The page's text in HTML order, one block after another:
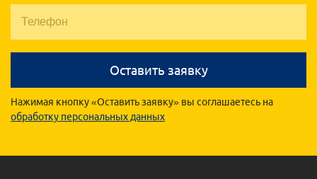
Оставить заявку
Нажимая кнопку «Оставить заявку» вы соглашаетесь на
обработку персональных данных